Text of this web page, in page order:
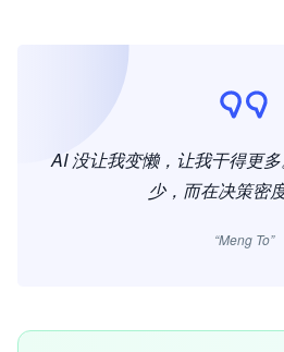
AI 没让我变懒，让我干得更
少，而在决策密
“Meng To”